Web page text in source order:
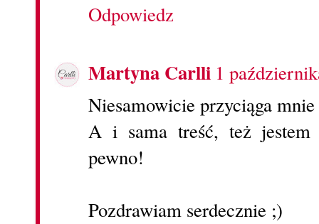
Odpowiedz
Martyna Carlli 1
Niesamowicie przyciąga mnie
A i sama treść, też jestem
pewno!
Pozdrawiam serdecznie ;)